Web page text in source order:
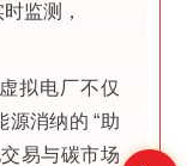
监测，
拟电厂不仅
源消纳的 “助
易与碳市场